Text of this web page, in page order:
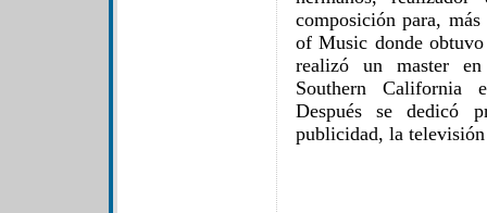
composición para,
of Music donde
realizó un master
Southern California
Después se dedicó
publicidad, la